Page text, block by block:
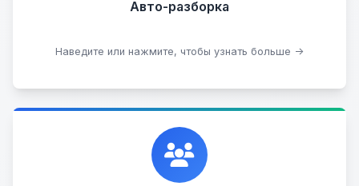
Авто-разборка
Наведите или нажмите, чтобы узнать больше →
Сдать на разборку
Сотрудничаем с лучшими организациями. Если у
вас есть интересные идеи, мы всегда открыты к
сотрудничеству.